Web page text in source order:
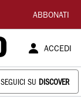
ABBONATI
ACCEDI
SEGUICI SU DISCOVER